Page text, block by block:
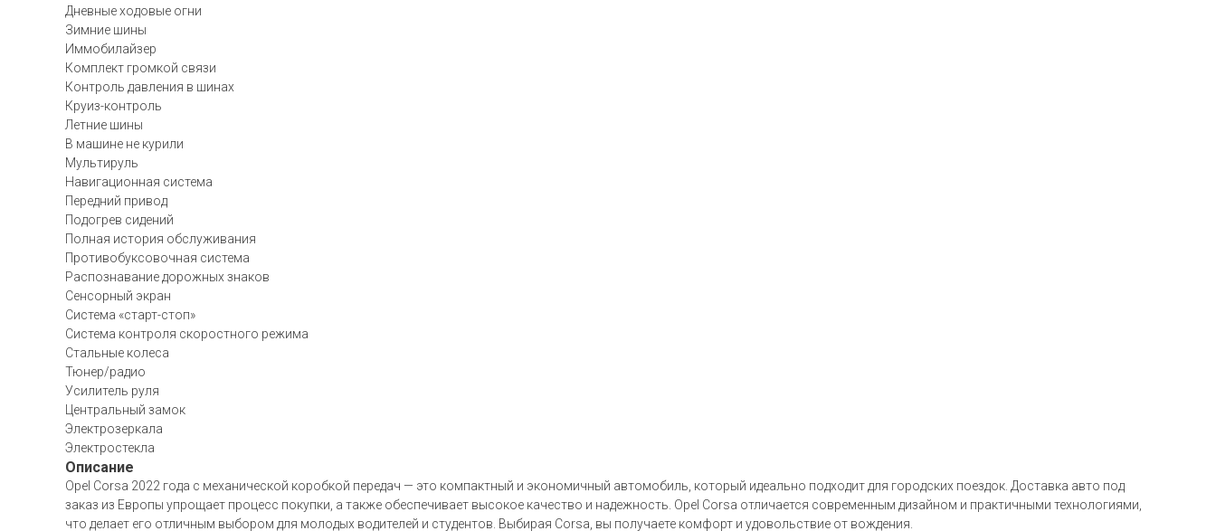
Дневные ходовые огни
Зимние шины
Иммобилайзер
Комплект громкой связи
Контроль давления в шинах
Круиз-контроль
Летние шины
В машине не курили
Мультируль
Навигационная система
Передний привод
Подогрев сидений
Полная история обслуживания
Противобуксовочная система
Распознавание дорожных знаков
Сенсорный экран
Система «старт-стоп»
Система контроля скоростного режима
Стальные колеса
Тюнер/радио
Усилитель руля
Центральный замок
Электрозеркала
Электростекла
Описание
Opel Corsa 2022 года с механической коробкой передач — это компактный и экономичный автомобиль, который идеально подходит для городских поездок. Доставка авто под
заказ из Европы упрощает процесс покупки, а также обеспечивает высокое качество и надежность. Opel Corsa отличается современным дизайном и практичными технологиями,
что делает его отличным выбором для молодых водителей и студентов. Выбирая Corsa, вы получаете комфорт и удовольствие от вождения.